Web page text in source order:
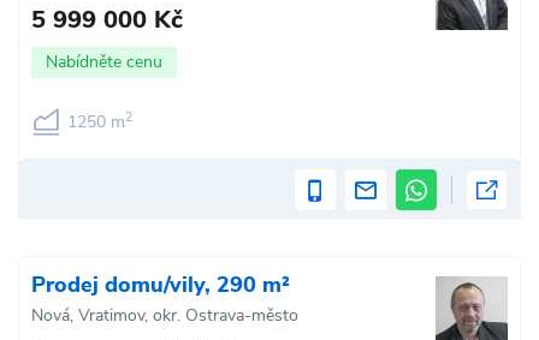
5 999 000 Kč
Nabídněte cenu
1250 m2
Prodej domu/vily, 290 m²
Nová, Vratimov, okr. Ostrava-město